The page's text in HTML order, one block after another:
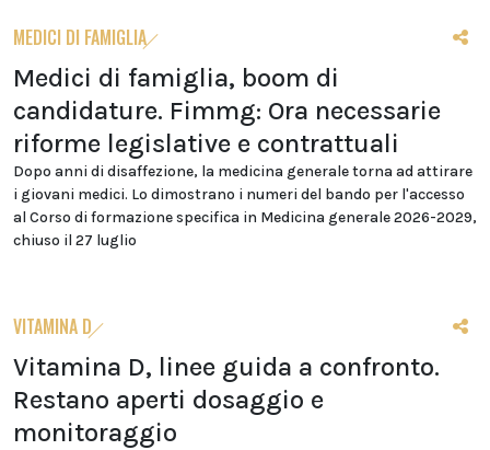
MEDICI DI FAMIGLIA
Medici di famiglia, boom di
candidature. Fimmg: Ora necessarie
riforme legislative e contrattuali
Dopo anni di disaffezione, la medicina generale torna ad attirare
i giovani medici. Lo dimostrano i numeri del bando per l'accesso
al Corso di formazione specifica in Medicina generale 2026-2029,
chiuso il 27 luglio
VITAMINA D
Vitamina D, linee guida a confronto.
Restano aperti dosaggio e
monitoraggio